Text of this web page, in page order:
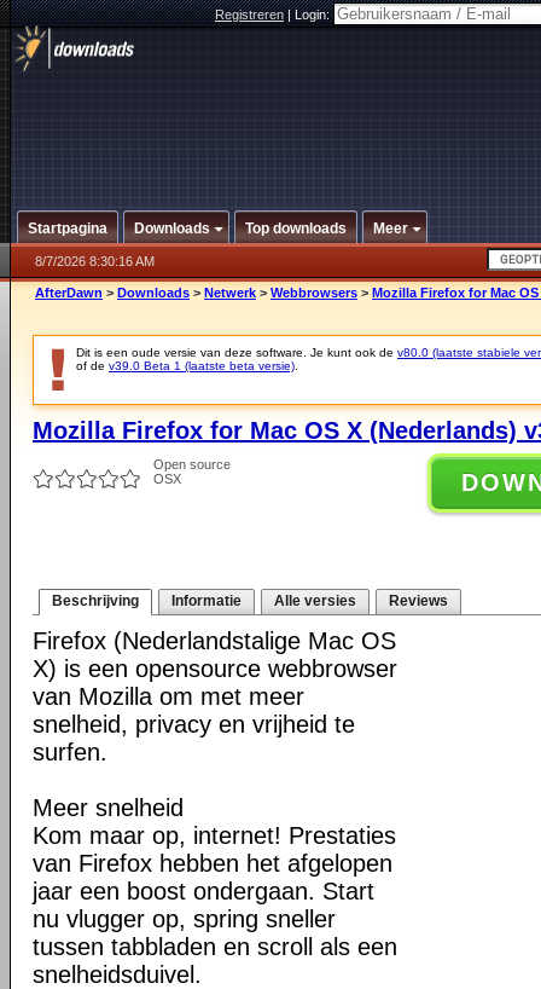
Registreren|Login:
Startpagina Downloads Top downloads Meer
8/7/2026 8:30:16 AM
AfterDawn > Downloads > Netwerk > Webbrowsers > Mozilla Firefox for Mac
Dit is een oude versie van deze software. Je kunt ook de v80.0 (laatste stabiele
of de v39.0 Beta 1 (laatste beta versie)
Mozilla Firefox for Mac OS X (Nederlands)
Open source
OSX
Beschrijving Informatie Alle versies Reviews
Firefox (Nederlandstalige Mac OS
X) is een opensource webbrowser
van Mozilla om met meer
snelheid, privacy en vrijheid te
surfen.
Meer snelheid
Kom maar op, internet! Prestaties
van Firefox hebben het afgelopen
jaar een boost ondergaan. Start
nu vlugger op, spring sneller
tussen tabbladen en scroll als een
snelheidsduivel.